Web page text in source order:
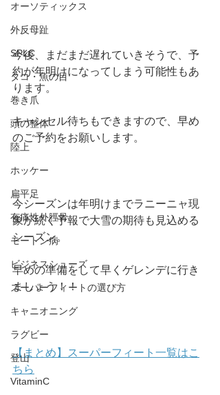
オーソティックス
外反母趾
SPLC
タコ・魚の目
巻き爪
頭の整体
陸上
ホッケー
扁平足
有痛性外脛骨
モートン病
ビジネスシューズ
スーパーフィートの選び方
キャニオニング
ラグビー
登山
VitaminC
今後、まだまだ遅れていきそうで、予
約が年明けになってしまう可能性もあ
ります。
キャンセル待ちもできますので、早め
のご予約をお願いします。
今シーズンは年明けまでラニーニャ現
象が続く予報で大雪の期待も見込める
シーズン。
早めの準備をして早くゲレンデに行き
ましょう！！
【まとめ】スーパーフィート一覧はこ
ちら